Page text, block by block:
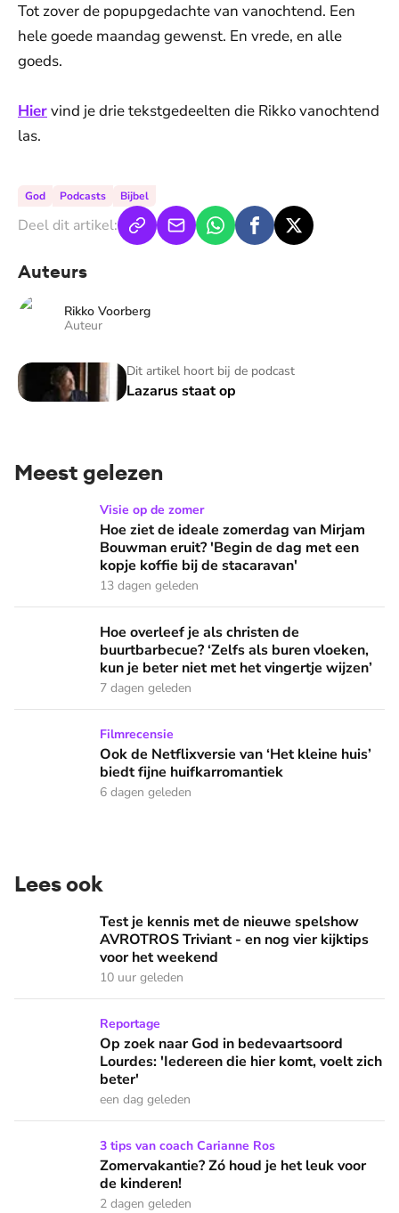
Tot zover de popupgedachte van vanochtend. Een
hele goede maandag gewenst. En vrede, en alle
goeds.
Hiervind je drie tekstgedeelten die Rikko vanochtend
las.
God Podcasts Bijbel
Deel dit artikel:
Auteurs
Rikko Voorberg
Auteur
Dit artikel hoort bij de podcast
Lazarus staat op
Lazarus staat op
Meest gelezen
Hoe ziet de ideale zomerdag van Mirjam Bouwman eruit?
Visie op de zomer
Hoe ziet de ideale zomerdag van Mirjam
Bouwman eruit? 'Begin de dag met een
kopje koffie bij de stacaravan'
13 dagen geleden
Hoe overleef je als christen de buurtbarbecue? ‘Zelfs als
Hoe overleef je als christen de
buurtbarbecue? ‘Zelfs als buren vloeken,
kun je beter niet met het vingertje wijzen’
7 dagen geleden
Ook de Netflixversie van ‘Het kleine huis’ biedt fijne
Filmrecensie
Ook de Netflixversie van ‘Het kleine huis’
biedt fijne huifkarromantiek
6 dagen geleden
Lees ook
Test je kennis met de nieuwe spelshow AVROTROS
Test je kennis met de nieuwe spelshow
AVROTROS Triviant - en nog vier kijktips
voor het weekend
10 uur geleden
Op zoek naar God in bedevaartsoord Lourdes: 'Iedereen
Reportage
Op zoek naar God in bedevaartsoord
Lourdes: 'Iedereen die hier komt, voelt zich
beter'
een dag geleden
Zomervakantie? Zó houd je het leuk voor de kinderen!
3 tips van coach Carianne Ros
Zomervakantie? Zó houd je het leuk voor
de kinderen!
2 dagen geleden